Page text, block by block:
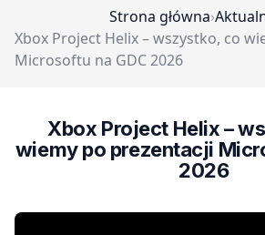
Strona główna›
Xbox Project Helix – wszystko, co
Microsoftu na GDC 2026
Xbox Project Helix –
wiemy po prezentacji
2026